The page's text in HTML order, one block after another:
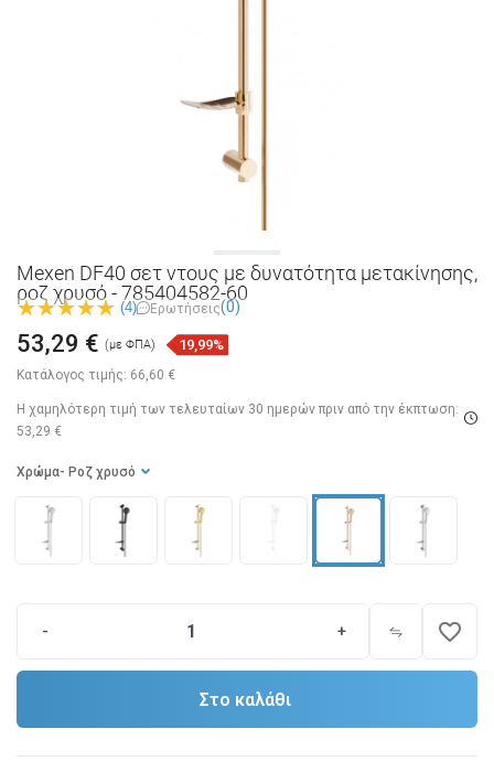
Mexen DF40 σετ ντους με δυνατότητα μετακίνησης,
ροζ χρυσό - 785404582-60
(4) Ερωτήσεις(0)
Κατάλογος τιμής: 66,60 €
53,29 € (με ΦΠΑ) 19,99%
Η χαμηλότερη τιμή των τελευταίων 30 ημερών πριν από την έκπτωση:
53,29 €
Χρώμα - Ροζ χρυσό
- + favorite_border
Στο καλάθι